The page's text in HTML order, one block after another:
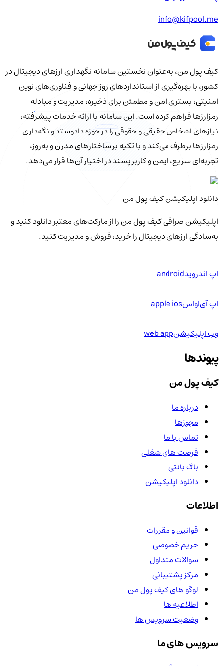
info@kifpool.me
کیف‌ پول من، به‌عنوان نخستین سامانه نگهداری ارزهای دیجیتال در
کشور، با بهره‌گیری از استانداردهای روز جهانی و فناوری‌های نوین
امنیتی، بستری امن و مطمئن برای ذخیره، مدیریت و مبادله
رمزارزها فراهم کرده است. این سامانه با ارائه خدمات پیشرفته،
نیازهای اشخاص حقیقی و حقوقی را در حوزه دادوستد و نگه‌داری
رمزارزها برطرف می‌کند و با تکیه بر ساختارهای مدرن و به‌روز،
تجربه‌ای سریع، ایمن و کاربرپسند در اختیار آن‌ها قرار می‌دهد.
دانلود اپلیکیشن کیف‌ پول من
اپلیکیشن صرافی کیف پول من را از مارکت‌های معتبر دانلود کنید و
به‌سادگی ارزهای دیجیتال را خرید، فروش و مدیریت کنید.
اپ اندرویدandroid
اپ آی‌او‌اسapple ios
وب اپلیکیشنweb app
پیوندها
کیف پول من
درباره ما
مجوزها
تماس با ما
فرصت های شغلی
باگ بانتی
دانلود اپلیکیشن
اطلاعات
قوانین و مقررات
حریم خصوصی
سوالات متداول
مرکز پشتیبانی
لوگو های کیف پول من
اطلاعیه ها
وضعیت سرویس ها
سرویس های ما